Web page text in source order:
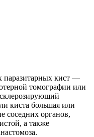
паразитарных кист —
томографии или
киста большая или
соседних органов,
а также